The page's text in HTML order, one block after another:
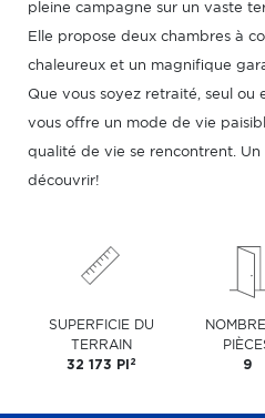
pleine campagne sur un vaste
Elle propose deux chambres à
chaleureux et un magnifique
Que vous soyez retraité, seul ou
vous offre un mode de vie
qualité de vie se rencontrent.
découvrir!
SUPERFICIE DU
TERRAIN
32 173 PI 2
9